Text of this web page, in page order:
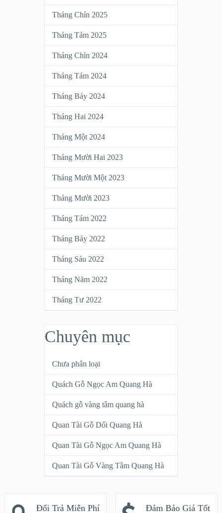
Tháng Chín 2025
Tháng Tám 2025
Tháng Chín 2024
Tháng Tám 2024
Tháng Bảy 2024
Tháng Hai 2024
Tháng Một 2024
Tháng Mười Hai 2023
Tháng Mười Một 2023
Tháng Mười 2023
Tháng Tám 2022
Tháng Bảy 2022
Tháng Sáu 2022
Tháng Năm 2022
Tháng Tư 2022
Chuyên mục
Chưa phân loại
Quách Gỗ Ngọc Am Quang Hà
Quách gỗ vàng tâm quang hà
Quan Tài Gỗ Dổi Quang Hà
Quan Tài Gỗ Ngọc Am Quang Hà
Quan Tài Gỗ Vàng Tâm Quang Hà
Đổi Trả Miễn Phí
Đảm Bảo Giá Tốt